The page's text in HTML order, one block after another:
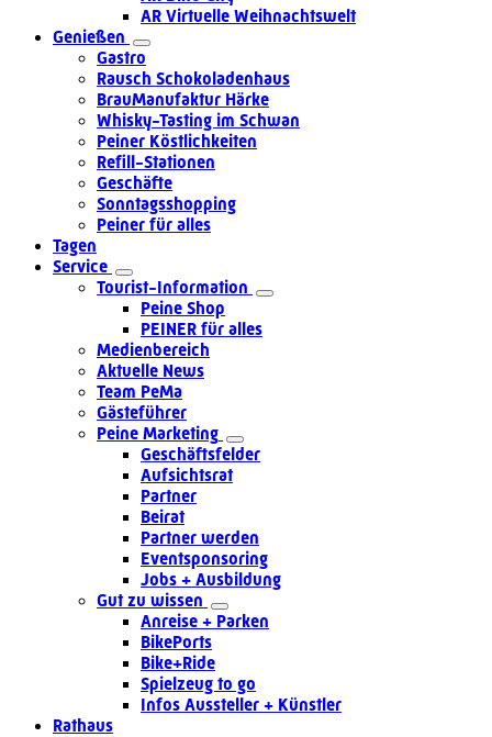
AR Virtuelle Weihnachtswelt
Genießen
Gastro
Rausch Schokoladenhaus
BrauManufaktur Härke
Whisky-Tasting im Schwan
Peiner Köstlichkeiten
Refill-Stationen
Geschäfte
Sonntagsshopping
Peiner für alles
Tagen
Service
Tourist-Information
Peine Shop
PEINER für alles
Medienbereich
Aktuelle News
Team PeMa
Gästeführer
Peine Marketing
Geschäftsfelder
Aufsichtsrat
Partner
Beirat
Partner werden
Eventsponsoring
Jobs + Ausbildung
Gut zu wissen
Anreise + Parken
BikePorts
Bike+Ride
Spielzeug to go
Infos Aussteller + Künstler
Rathaus